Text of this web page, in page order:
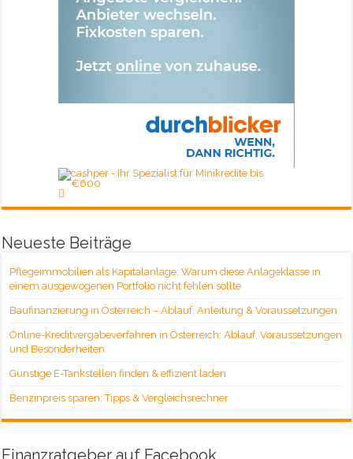
Neueste Beiträge
Pflegeimmobilien als Kapitalanlage: Warum diese Anlageklasse in
einem ausgewogenen Portfolio nicht fehlen sollte
Baufinanzierung in Österreich – Ablauf, Anleitung & Voraussetzungen
Online-Kreditvergabeverfahren in Österreich: Ablauf, Voraussetzungen
und Besonderheiten
Günstige E-Tankstellen finden & effizient laden
Benzinpreis sparen: Tipps & Vergleichsrechner
Finanzratgeber auf Facebook